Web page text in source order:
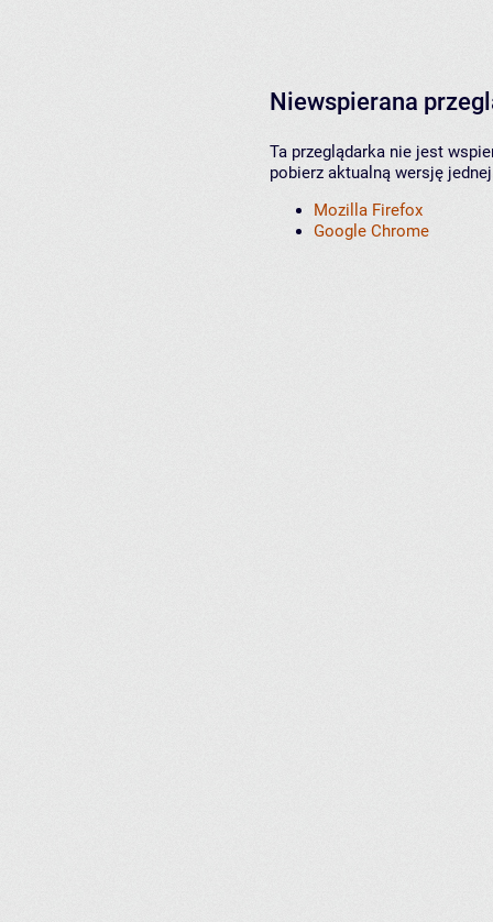
Niewspierana
Ta przeglądarka nie jest
pobierz aktualną wersję
Mozilla Firefox
Google Chrome